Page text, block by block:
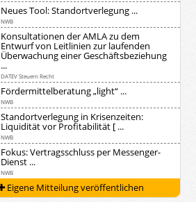
Neues Tool: Standortverlegung ...
NWB
Konsultationen der AMLA zu dem
Entwurf von Leitlinien zur laufenden
Überwachung einer Geschäftsbeziehung
...
DATEV Steuern Recht
Fördermittelberatung „light“ ...
NWB
Standortverlegung in Krisenzeiten:
Liquidität vor Profitabilität [ ...
NWB
Fokus: Vertragsschluss per Messenger-
Dienst ...
NWB
Eigene Mitteilung veröffentlichen